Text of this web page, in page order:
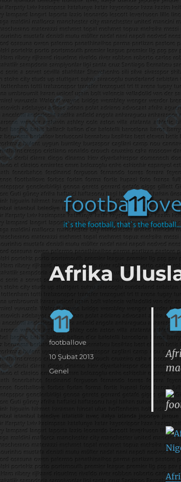
footbaLLove
it's the football, that's the football…
Afrika
Yazar
footballove
Yayın
tarihi
10 Şubat 2013
Kategoriler
Genel